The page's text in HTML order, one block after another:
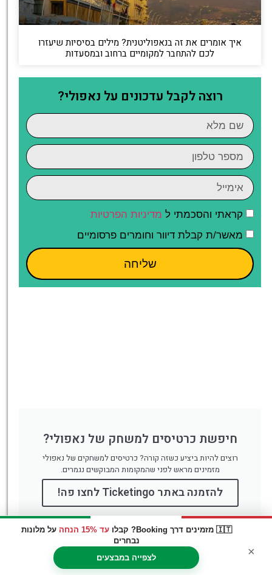
🇮🇹 מזמינים דרך Booking? קבלו עד 15% הנחה
על מלונות
נבחרים
לצפייה במבצעים
×
איך אומרים את זה בנאפוליטנית? מילים בסיסיות שיעזרו
לכם להתחבר למקומיים ברחוב ובמסעדות
רוצה לקבל עדכונים על נאפולי?
קראתי והסכמתי ל מדיניות הפרטיות
מאשר/ת קבלת דיוור וחומרים פרסומיים
שליחה
חיפשת כרטיסים למשחק של נאפולי?
רוצים להיות ביציע כשזה קורה? כרטיסים למשחקים של נאפולי
מזמינים מראש לפני שהמקומות המבוקשים נגמרים.
להזמנה באתר Ticketingo לחצו פה!